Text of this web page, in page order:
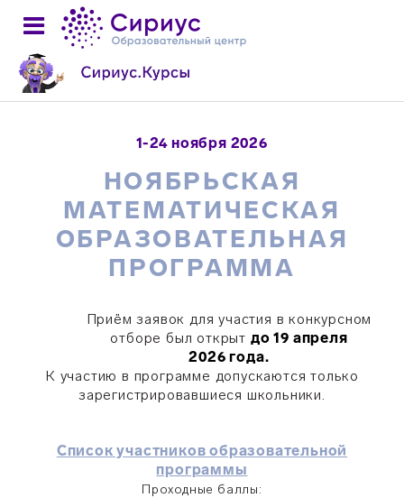
1-24 ноября 2026
НОЯБРЬСКАЯ
МАТЕМАТИЧЕСКАЯ
ОБРАЗОВАТЕЛЬНАЯ
ПРОГРАММА
Приём заявок для участия в конкурсном
отборе был открыт до 19 апреля
2026 года.
К участию в программе допускаются только
зарегистрировавшиеся школьники.
Список участников образовательной
программы
Проходные баллы: